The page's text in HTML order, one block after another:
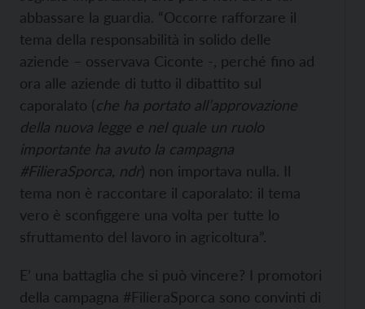
abbassare la guardia. “Occorre rafforzare il
tema della responsabilità in solido delle
aziende – osservava Ciconte -, perché fino ad
ora alle aziende di tutto il dibattito sul
caporalato (che ha portato all’approvazione
della nuova legge e nel quale un ruolo
importante ha avuto la campagna
#FilieraSporca, ndr) non importava nulla. Il
tema non è raccontare il caporalato: il tema
vero è sconfiggere una volta per tutte lo
sfruttamento del lavoro in agricoltura”.
E’ una battaglia che si può vincere? I promotori
della campagna #FilieraSporca sono convinti di